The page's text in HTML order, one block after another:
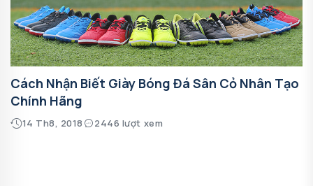
Cách Nhận Biết Giày Bóng Đá Sân Cỏ Nhân Tạo
Chính Hãng
14 Th8, 2018 2446 lượt xem